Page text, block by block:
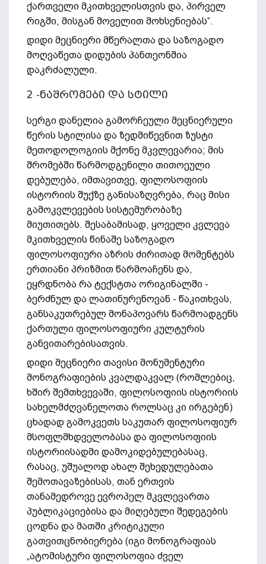
ქართველი მკითხველისთვის და, პირველ
რიგში, მისგან მოველით მოხსენიებას“.
დიდი მეცნიერი მწერალთა და საზოგადო
მოღვაწეთა დიდუბის პანთეონშია
დაკრძალული.
2 -ნაშრომები და სტილი
სერგი დანელია გამორჩეული მეცნიერული
წერის სტილისა და ზედმიწევნით ზუსტი
მეთოდოლოგიის მქონე მკვლევარია; მის
შრომებში წარმოდგენილი თითოეული
დებულება, იმთავითვე, ფილოსოფიის
ისტორიის შუქზე განისაზღვრება, რაც მისი
გამოკვლევების სისტემურობაზე
მიუთითებს. შესაბამისად, ყოველი კვლევა
მკითხველის წინაშე საზოგადო
ფილოსოფიური აზრის ძირითად მომენტებს
ერთიანი პრიზმით წარმოაჩენს და,
ეყრდნობა რა ტექსტთა ორიგინალში -
ბერძნულ და ლათინურენოვან - წაკითხვას,
განსაკუთრებულ მონაპოვარს წარმოადგენს
ქართული ფილოსოფიური კულტურის
განვითარებისათვის.
დიდი მეცნიერი თავისი მონუმენტური
მონოგრაფიების კვალდაკვალ (რომლებიც,
ხშირ შემთხვევაში, ფილოსოფიის ისტორიის
სახელმძღვანელოთა როლსაც კი ირგებენ)
ცხადად გამოკვეთს საკუთარ ფილოსოფიურ
მსოფლმხდველობასა და ფილოსოფიის
ისტორიისადმი დამოკიდებულებასაც,
რასაც, უშუალოდ ახალ შეხედულებათა
შემოთავაზებისას, თან ერთვის
თანამედროვე ევროპელ მკვლევართა
პუბლიკაციებისა და მიღებული შედეგების
ცოდნა და მათში კრიტიკული
გათვითცნობიერება (იგი მონოგრაფიას
„ატომისტური ფილოსოფია ძველ